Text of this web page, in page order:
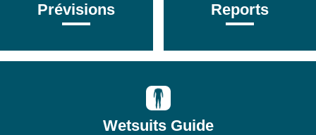
Prévisions Reports
Wetsuits Guide